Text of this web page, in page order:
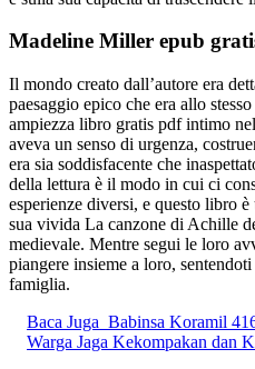
Madeline Miller epub
Il mondo creato dall’autore era
paesaggio epico che era allo
ampiezza libro gratis pdf intimo
aveva un senso di urgenza,
era sia soddisfacente che
della lettura è il modo in cui ci
esperienze diversi, e questo libro
sua vivida La canzone di Achille
medievale. Mentre segui le loro
piangere insieme a loro,
famiglia.
Baca Juga Babinsa Koramil
Warga Jaga Kekompakan dan